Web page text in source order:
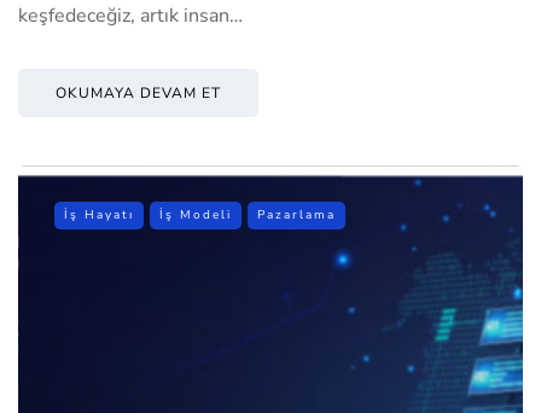
keşfedeceğiz, artık insan…
OKUMAYA DEVAM ET
İş Hayatı İş Modeli Pazarlama